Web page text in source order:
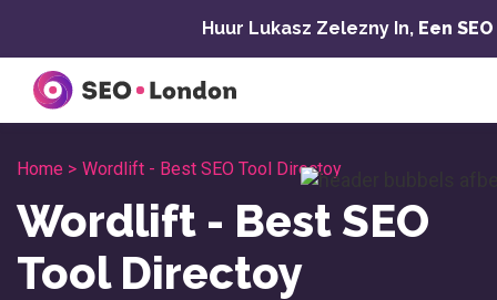
inhoud
Huur Lukasz Zelezny In, Een
Home > Wordlift - Best SEO Tool Directoy
Wordlift - Best SEO
Tool Directoy